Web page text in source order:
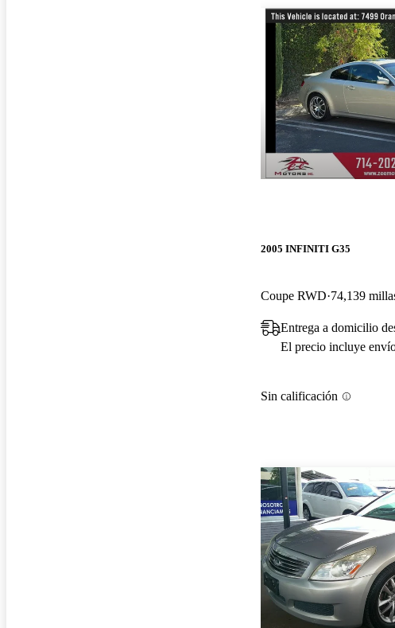
2005 INFINITI G35
Coupe RWD 74,139
Entrega a domicilio
El precio incluye
Sin calificación